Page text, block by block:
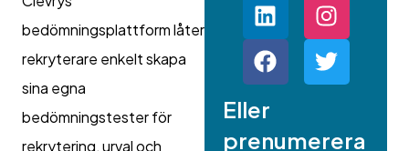
bedömningsplattform låter
rekryterare enkelt skapa
sina egna
bedömningstester för
rekrytering, urval och
Eller
prenumerera